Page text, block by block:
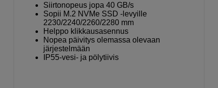
Siirtonopeus jopa 40 GB/s
Sopii M.2 NVMe SSD -levyille
2230/2240/2260/2280 mm
Helppo klikkausasennus
Nopea päivitys olemassa olevaan
järjestelmään
IP55-vesi- ja pölytiivis